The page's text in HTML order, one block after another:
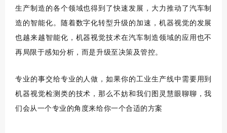
生产制造的各个领域也得到了快速发展，大力推动了汽车制
造的智能化。随着数字化转型升级的加速，机器视觉的发展
也越来越智能化，机器视觉技术在汽车制造领域的应用也不
再局限于感知分析，而是升级至决策及管控。
专业的事交给专业的人做，如果你的工业生产线中需要用到
机器视觉检测类的技术，那么不妨和我们图灵慧眼聊聊，我
们会从一个专业的角度来给你一个合适的方案